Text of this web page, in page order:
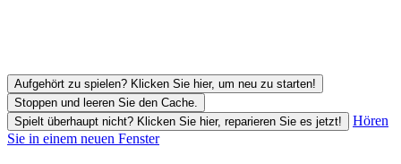
Aufgehört zu spielen? Klicken Sie hier, um neu zu starten!
Stoppen und leeren Sie den Cache.
Spielt überhaupt nicht? Klicken Sie hier, reparieren Sie es jetzt!
Hören
Sie in einem neuen Fenster